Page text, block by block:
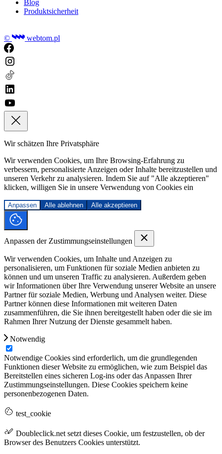
Blog
Produktsicherheit
© webtom.pl
Wir schätzen Ihre Privatsphäre
Wir verwenden Cookies, um Ihre Browsing-Erfahrung zu
verbessern, personalisierte Anzeigen oder Inhalte bereitzustellen und
unseren Verkehr zu analysieren. Indem Sie auf "Alle akzeptieren"
klicken, willigen Sie in unsere Verwendung von Cookies ein
Anpassen Alle ablehnen Alle akzeptieren
Anpassen der Zustimmungseinstellungen
Wir verwenden Cookies, um Inhalte und Anzeigen zu
personalisieren, um Funktionen für soziale Medien anbieten zu
können und um unseren Traffic zu analysieren. Außerdem geben
wir Informationen über Ihre Verwendung unserer Website an unsere
Partner für soziale Medien, Werbung und Analysen weiter. Diese
Partner können diese Informationen mit weiteren Daten
zusammenführen, die Sie ihnen bereitgestellt haben oder die sie im
Rahmen Ihrer Nutzung der Dienste gesammelt haben.
Notwendig
Notwendige Cookies sind erforderlich, um die grundlegenden
Funktionen dieser Website zu ermöglichen, wie zum Beispiel das
Bereitstellen eines sicheren Log-ins oder das Anpassen Ihrer
Zustimmungseinstellungen. Diese Cookies speichern keine
personenbezogenen Daten.
test_cookie
Doubleclick.net setzt dieses Cookie, um festzustellen, ob der
Browser des Benutzers Cookies unterstützt.